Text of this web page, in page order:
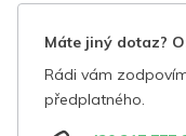
Máte jiný dotaz?
Rádi vám
předplatného.